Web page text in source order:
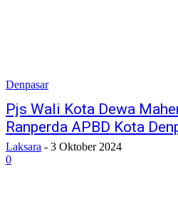
Denpasar
Pjs Wali Kota Dewa
Ranperda APBD Kota
Laksara - 3 Oktober 2024
0